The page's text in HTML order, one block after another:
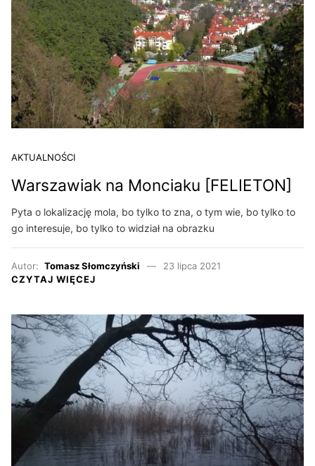
AKTUALNOŚCI
Warszawiak na Monciaku [FELIETON]
Pyta o lokalizację mola, bo tylko to zna, o tym wie, bo tylko to
go interesuje, bo tylko to widział na obrazku
Autor: Tomasz Słomczyński
23 lipca 2021
CZYTAJ WIĘCEJ